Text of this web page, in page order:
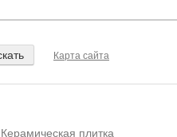
Карта сайта
Керамическая плитка